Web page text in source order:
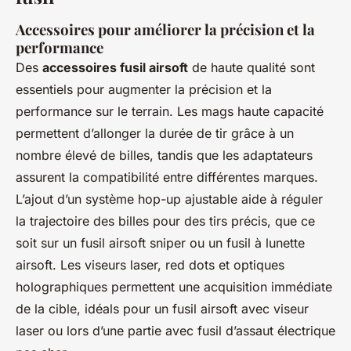
Accessoires pour améliorer la précision et la
performance
Des accessoires fusil airsoft de haute qualité sont
essentiels pour augmenter la précision et la
performance sur le terrain. Les mags haute capacité
permettent d’allonger la durée de tir grâce à un
nombre élevé de billes, tandis que les adaptateurs
assurent la compatibilité entre différentes marques.
L’ajout d’un système hop-up ajustable aide à réguler
la trajectoire des billes pour des tirs précis, que ce
soit sur un fusil airsoft sniper ou un fusil à lunette
airsoft. Les viseurs laser, red dots et optiques
holographiques permettent une acquisition immédiate
de la cible, idéals pour un fusil airsoft avec viseur
laser ou lors d’une partie avec fusil d’assaut électrique